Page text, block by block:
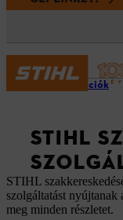
Információk
STIHL
STIHL
szolgáltatást
meg minden részletet.